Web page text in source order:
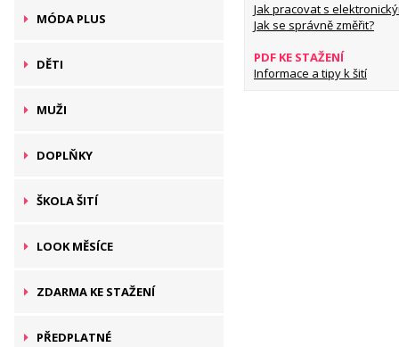
MÓDA PLUS
DĚTI
MUŽI
DOPLŇKY
ŠKOLA ŠITÍ
LOOK MĚSÍCE
ZDARMA KE STAŽENÍ
PŘEDPLATNÉ
Jak pracovat s
Jak se správně změřit?
PDF KE STAŽENÍ
Informace a tipy k šití